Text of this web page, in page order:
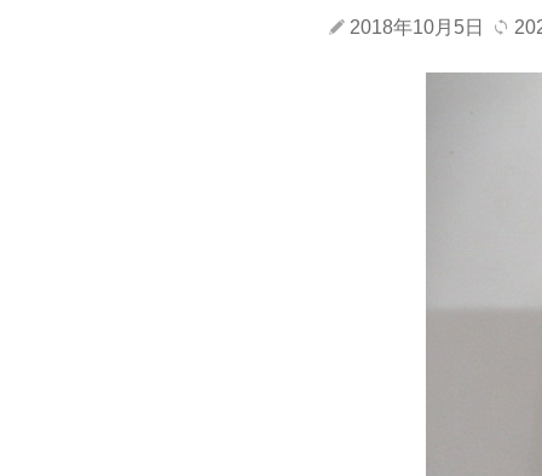
2018年10月5日